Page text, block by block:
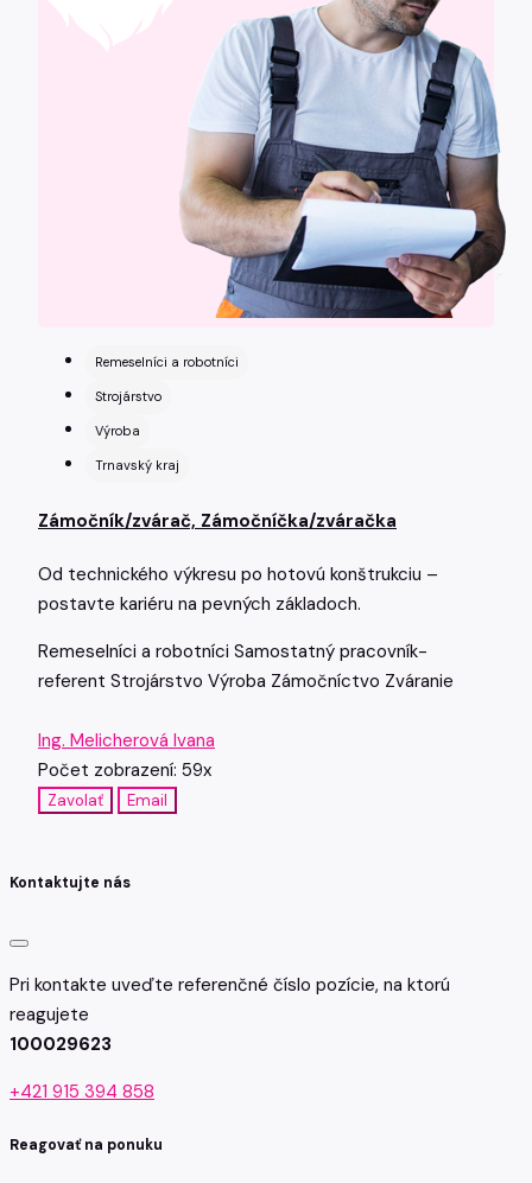
Remeselníci a robotníci
Strojárstvo
Výroba
Trnavský kraj
Zámočník/zvárač, Zámočníčka/zváračka
Od technického výkresu po hotovú konštrukciu –
postavte kariéru na pevných základoch.
Remeselníci a robotníci Samostatný pracovník-
referent Strojárstvo Výroba Zámočníctvo Zváranie
Ing. Melicherová Ivana
Počet zobrazení: 59x
Zavolať Email
Kontaktujte nás
Pri kontakte uveďte referenčné číslo pozície, na ktorú
reagujete
100029623
+421 915 394 858
Reagovať na ponuku